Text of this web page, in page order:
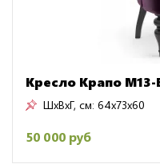
Кресло Крапо M13-
ШxВxГ, см: 64x73x60
50 000 руб